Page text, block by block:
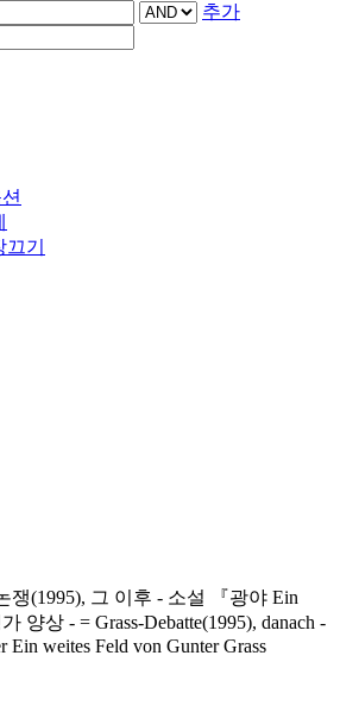
추가
기
쟁(1995), 그 이후 - 소설 『광야 Ein
양상 - = Grass-Debatte(1995), danach -
weites Feld von Gunter Grass